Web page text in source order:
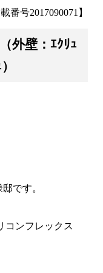
載番号2017090071】
外壁：ｴｸﾘｭ
です。
コンフレックス